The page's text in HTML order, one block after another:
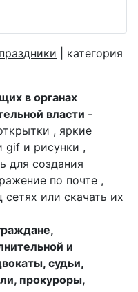
| категория
в органах
власти -
, яркие
gif и рисунки ,
для создания
по почте ,
или скачать их
и
судьи,
прокуроры,